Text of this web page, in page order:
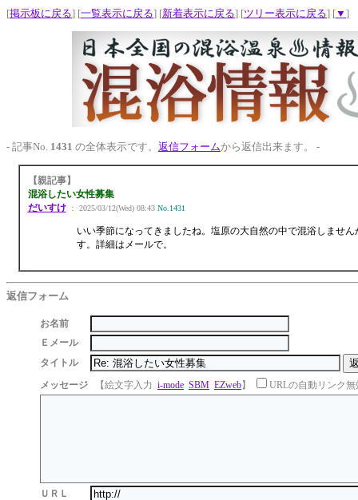
[掲示板に戻る] [一覧表示に戻る] [新着表示に戻る] [ツリー表示に戻る] [▼ ]
- 記事No. 1431 の全体表示です。 返信フォームから返信出来ます。 -
【親記事】
混浴したい女性募集
だいすけ： 2025/03/12(Wed) 08:43 No.1431
いい季節になってきましたね。塩原の大自然の中で混浴しませ
す。詳細はメールで。
返信フォーム
お名前
Ｅメール
タイトル
メッセージ
【絵文字入力 i-mode SBM EZweb】 URLの自動リンク無
ＵＲＬ